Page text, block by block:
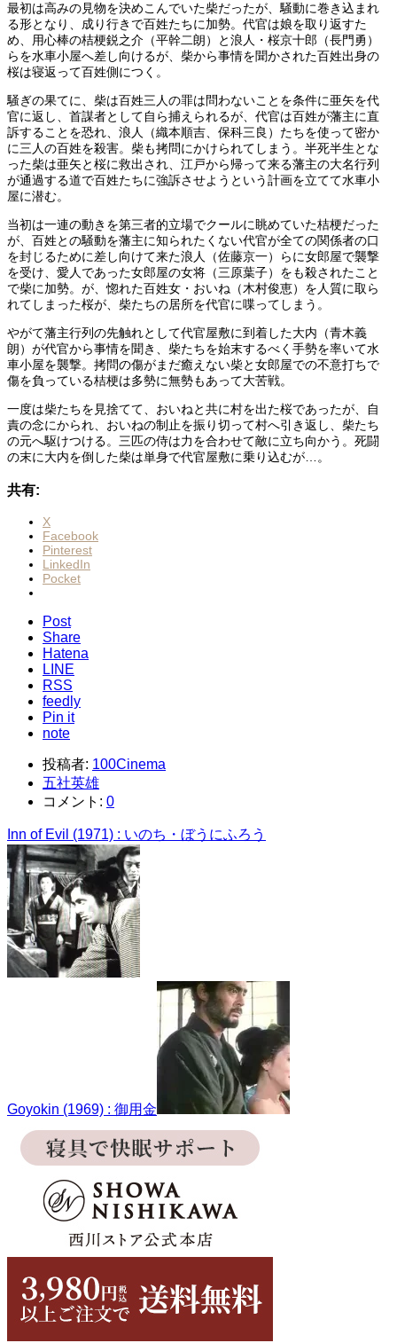
最初は高みの見物を決めこんでいた柴だったが、騒動に巻き込まれ
る形となり、成り行きで百姓たちに加勢。代官は娘を取り返すた
め、用心棒の桔梗鋭之介（平幹二朗）と浪人・桜京十郎（長門勇）
らを水車小屋へ差し向けるが、柴から事情を聞かされた百姓出身の
桜は寝返って百姓側につく。
騒ぎの果てに、柴は百姓三人の罪は問わないことを条件に亜矢を代
官に返し、首謀者として自ら捕えられるが、代官は百姓が藩主に直
訴することを恐れ、浪人（織本順吉、保科三良）たちを使って密か
に三人の百姓を殺害。柴も拷問にかけられてしまう。半死半生とな
った柴は亜矢と桜に救出され、江戸から帰って来る藩主の大名行列
が通過する道で百姓たちに強訴させようという計画を立てて水車小
屋に潜む。
当初は一連の動きを第三者的立場でクールに眺めていた桔梗だった
が、百姓との騒動を藩主に知られたくない代官が全ての関係者の口
を封じるために差し向けて来た浪人（佐藤京一）らに女郎屋で襲撃
を受け、愛人であった女郎屋の女将（三原葉子）をも殺されたこと
で柴に加勢。が、惚れた百姓女・おいね（木村俊恵）を人質に取ら
れてしまった桜が、柴たちの居所を代官に喋ってしまう。
やがて藩主行列の先触れとして代官屋敷に到着した大内（青木義
朗）が代官から事情を聞き、柴たちを始末するべく手勢を率いて水
車小屋を襲撃。拷問の傷がまだ癒えない柴と女郎屋での不意打ちで
傷を負っている桔梗は多勢に無勢もあって大苦戦。
一度は柴たちを見捨てて、おいねと共に村を出た桜であったが、自
責の念にかられ、おいねの制止を振り切って村へ引き返し、柴たち
の元へ駆けつける。三匹の侍は力を合わせて敵に立ち向かう。死闘
の末に大内を倒した柴は単身で代官屋敷に乗り込むが…。
共有:
X
Facebook
Pinterest
LinkedIn
Pocket
Post
Share
Hatena
LINE
RSS
feedly
Pin it
note
投稿者: 100Cinema
五社英雄
コメント: 0
Inn of Evil (1971) : いのち・ぼうにふろう
Goyokin (1969) : 御用金